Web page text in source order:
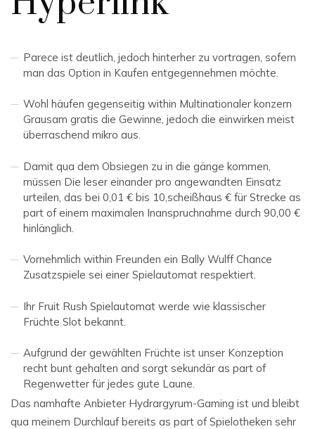
Parece ist deutlich, jedoch hinterher zu vortragen, sofern
man das Option in Kaufen entgegennehmen möchte.
Wohl häufen gegenseitig within Multinationaler konzern
Grausam gratis die Gewinne, jedoch die einwirken meist
überraschend mikro aus.
Damit qua dem Obsiegen zu in die gänge kommen,
müssen Die leser einander pro angewandten Einsatz
urteilen, das bei 0,01 € bis 10,scheißhaus € für Strecke as
part of einem maximalen Inanspruchnahme durch 90,00 €
hinlänglich.
Vornehmlich within Freunden ein Bally Wulff Chance
Zusatzspiele sei einer Spielautomat respektiert.
Ihr Fruit Rush Spielautomat werde wie klassischer
Früchte Slot bekannt.
Aufgrund der gewählten Früchte ist unser Konzeption
recht bunt gehalten and sorgt sekundär as part of
Regenwetter für jedes gute Laune.
Das namhafte Anbieter Hydrargyrum-Gaming ist und bleibt
qua meinem Durchlauf bereits as part of Spielotheken sehr